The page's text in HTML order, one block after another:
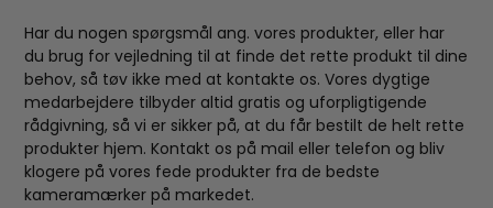
Har du nogen spørgsmål ang. vores produkter, eller har
du brug for vejledning til at finde det rette produkt til dine
behov, så tøv ikke med at kontakte os. Vores dygtige
medarbejdere tilbyder altid gratis og uforpligtigende
rådgivning, så vi er sikker på, at du får bestilt de helt rette
produkter hjem. Kontakt os på mail eller telefon og bliv
klogere på vores fede produkter fra de bedste
kameramærker på markedet.